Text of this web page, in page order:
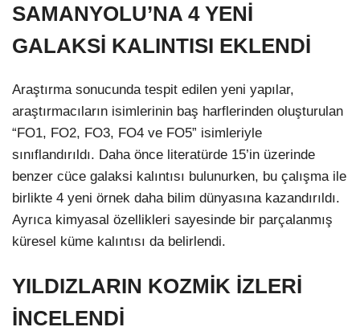
SAMANYOLU’NA 4 YENİ
GALAKSİ KALINTISI EKLENDİ
Araştırma sonucunda tespit edilen yeni yapılar,
araştırmacıların isimlerinin baş harflerinden oluşturulan
“FO1, FO2, FO3, FO4 ve FO5” isimleriyle
sınıflandırıldı. Daha önce literatürde 15’in üzerinde
benzer cüce galaksi kalıntısı bulunurken, bu çalışma ile
birlikte 4 yeni örnek daha bilim dünyasına kazandırıldı.
Ayrıca kimyasal özellikleri sayesinde bir parçalanmış
küresel küme kalıntısı da belirlendi.
YILDIZLARIN KOZMİK İZLERİ
İNCELENDİ